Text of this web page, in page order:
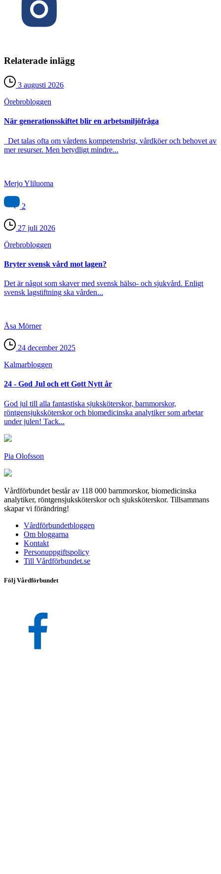
Relaterade inlägg
3 augusti 2026
Örebro­bloggen
När generationsskiftet blir en arbetsmiljöfråga
Det talas ofta om vårdens kompetensbrist, vårdköer och behovet av
mer resurser. Men betydligt mindre...
Merjo Yliluoma
2
27 juli 2026
Örebro­bloggen
Bryter svensk vård mot lagen?
Det är något som skaver med svensk hälso- och sjukvård. Enligt
svensk lagstiftning ska vården...
Åsa Mörner
24 december 2025
Kalmar­bloggen
24 - God Jul och ett Gott Nytt år
God jul till alla fantastiska sjuksköterskor, barnmorskor,
röntgensjuksköterskor och biomedicinska analytiker som arbetar
under julen! Tack...
Pia Olofsson
Vårdförbundet består av 118 000 barnmorskor, biomedicinska
analytiker, röntgensjuksköterskor och sjuksköterskor. Tillsammans
skapar vi förändring!
Vårdförbundetbloggen
Om bloggarna
Kontakt
Personuppgiftspolicy
Till Vårdförbundet.se
Följ Vårdförbundet